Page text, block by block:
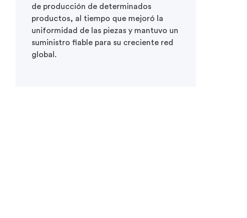
de producción de determinados
productos, al tiempo que mejoró la
uniformidad de las piezas y mantuvo un
suministro fiable para su creciente red
global.